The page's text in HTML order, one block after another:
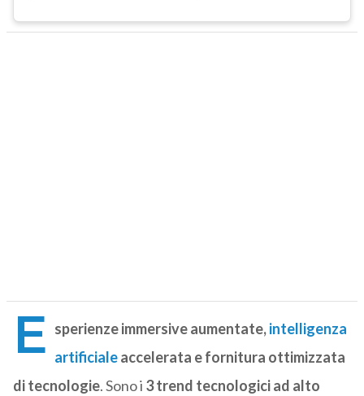
E sperienze immersive aumentate,intelligenza
artificialeaccelerata e fornitura ottimizzata
di tecnologie. Sono i 3 trend tecnologici ad alto